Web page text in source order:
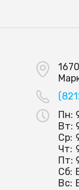
Пн:
Вт:
Ср:
Чт:
Пт:
Сб:
Вс: